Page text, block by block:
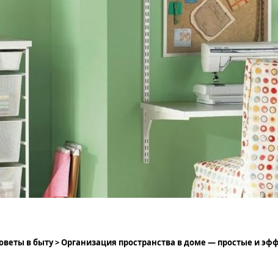
в быту>Организация пространства в доме — простые и